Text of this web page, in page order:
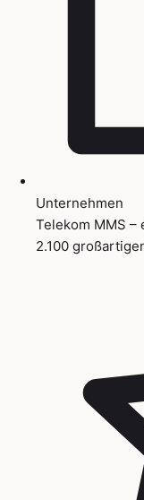
Unternehmen
Telekom MMS
2.100